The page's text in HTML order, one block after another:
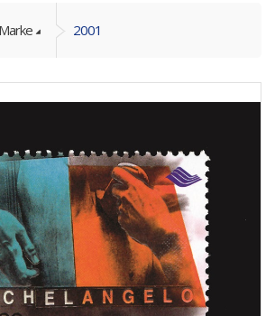
Marke 2001